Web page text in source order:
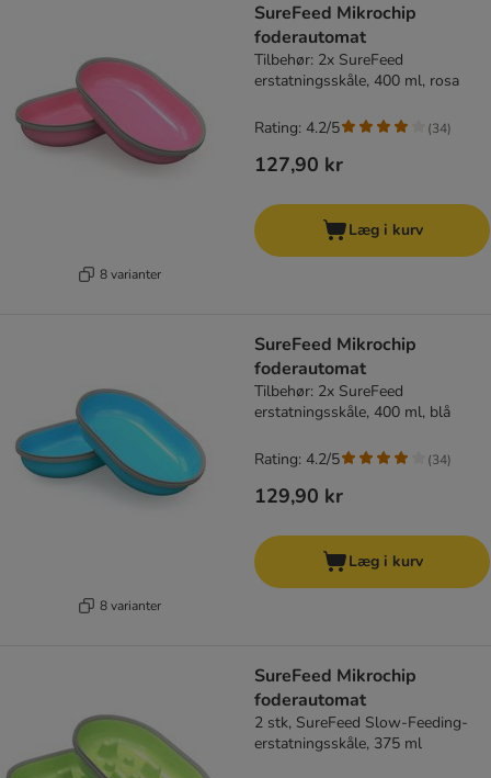
8 varianter
SureFeed Mikrochip
foderautomat
Tilbehør: 2x SureFeed
erstatningsskåle, 400 ml, rosa
127,90 kr
Rating: 4.2/5 (34)
Læg i kurv
8 varianter
SureFeed Mikrochip
foderautomat
Tilbehør: 2x SureFeed
erstatningsskåle, 400 ml, blå
129,90 kr
Rating: 4.2/5 (34)
Læg i kurv
SureFeed Mikrochip
foderautomat
2 stk, SureFeed Slow-Feeding-
erstatningsskåle, 375 ml